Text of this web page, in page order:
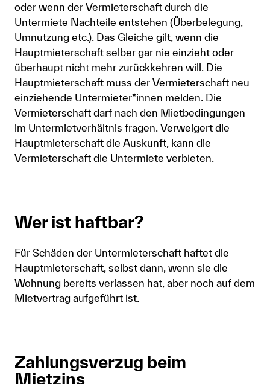
oder wenn der Vermieterschaft durch die
Untermiete Nachteile entstehen (Überbelegung,
Umnutzung etc.). Das Gleiche gilt, wenn die
Hauptmieterschaft selber gar nie einzieht oder
überhaupt nicht mehr zurückkehren will. Die
Hauptmieterschaft muss der Vermieterschaft neu
einziehende Untermieter*innen melden. Die
Vermieterschaft darf nach den Mietbedingungen
im Untermietverhältnis fragen. Verweigert die
Hauptmieterschaft die Auskunft, kann die
Vermieterschaft die Untermiete verbieten.
Wer ist haftbar?
Für Schäden der Untermieterschaft haftet die
Hauptmieterschaft, selbst dann, wenn sie die
Wohnung bereits verlassen hat, aber noch auf dem
Mietvertrag aufgeführt ist.
Zahlungsverzug beim
Mietzins